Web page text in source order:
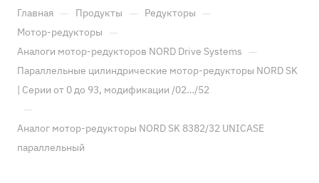
Главная — Продукты — Редукторы —
Мотор-редукторы —
Аналоги мотор-редукторов NORD Drive Systems —
Параллельные цилиндрические мотор-редукторы NORD SK
| Серии от 0 до 93, модификации /02…/52
—
Аналог мотор-редукторы NORD SK 8382/32 UNICASE
параллельный